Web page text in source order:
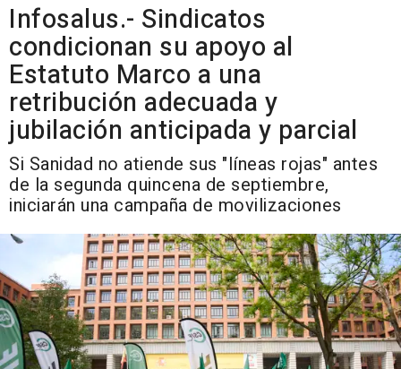
Infosalus.- Sindicatos
condicionan su apoyo al
Estatuto Marco a una
retribución adecuada y
jubilación anticipada y parcial
Si Sanidad no atiende sus "líneas rojas" antes
de la segunda quincena de septiembre,
iniciarán una campaña de movilizaciones